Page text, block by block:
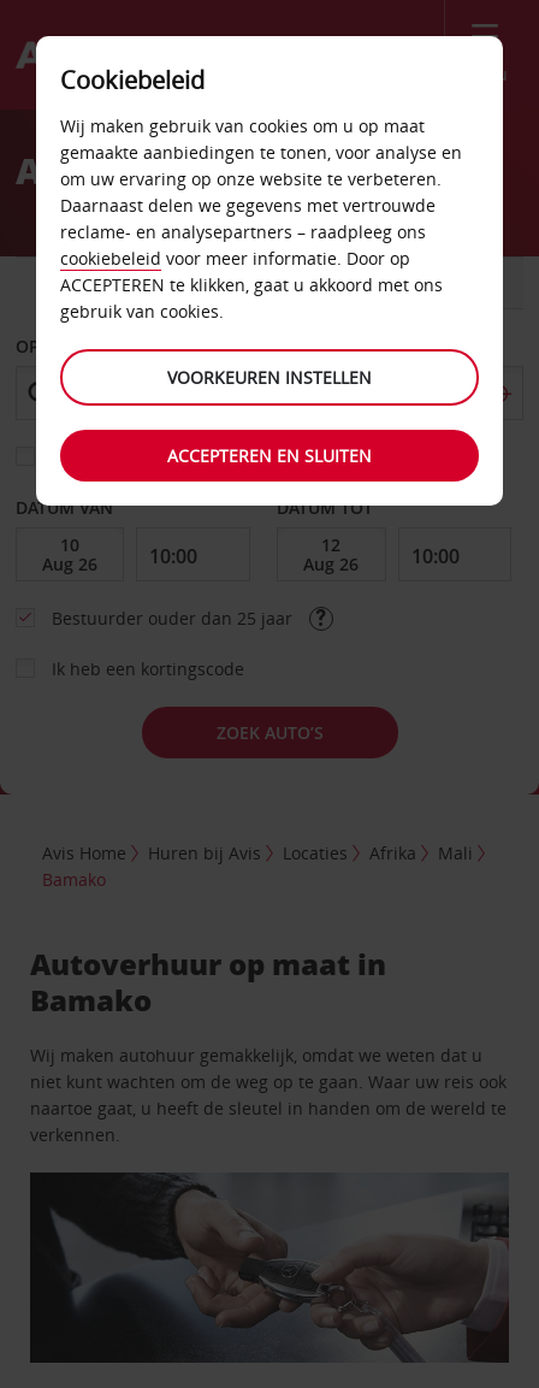
Menu
Welcome
AvisAutoverhuur Bamako
AUTO BESTELWAGEN
OPHALEN OP
Kies een ander afleverpunt
DATUM VAN DATUM TOT
Bestuurder ouder dan 25 jaar
Ik heb een kortingscode
ZOEK AUTO’S
Avis Home Huren bij Avis Locaties Afrika
Mali
Bamako
Autoverhuur op maat in
Bamako
Wij maken autohuur gemakkelijk, omdat we weten dat u
niet kunt wachten om de weg op te gaan. Waar uw reis ook
naartoe gaat, u heeft de sleutel in handen om de wereld te
verkennen.
Cookiebeleid
Wij maken gebruik van cookies om u op maat
gemaakte aanbiedingen te tonen, voor analyse en
om uw ervaring op onze website te verbeteren.
Daarnaast delen we gegevens met vertrouwde
reclame- en analysepartners – raadpleeg ons
cookiebeleid voor meer informatie. Door op
ACCEPTEREN te klikken, gaat u akkoord met ons
gebruik van cookies.
VOORKEUREN INSTELLEN
ACCEPTEREN EN SLUITEN